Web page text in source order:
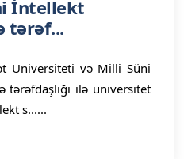
İntellekt
tərəf...
və Milli Süni
ilə universitet
s......